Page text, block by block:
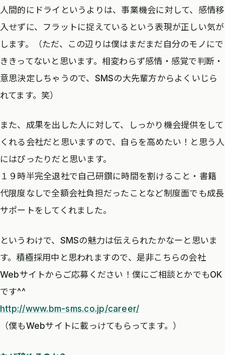
人間的にドライというよりは、事業機会に対して、感情移
入せずに、フラットに捉えているという表現が正しい気が
します。（ただ、この辺りは僕はまだまだ自分のモノにで
ききってないと思います。相変わらず感情・感覚で判断・
意思決定しちゃうので、SMSの大先輩方からよくいじら
れてます。笑）
また、成果を出した人に対して、しっかり機会提供をして
くれる会社だと思いますので、自らを高めたい！と思う人
にはぴったりだと思います。
１９時半完全退社で自己研鑽に時間を割けること・書籍
代限度なしで全額会社負担だったことなど制度面でも成長
サポートをしてくれました。
というわけで、SMSの魅力は伝えられたかなーと思いま
す。積極採用中と思われますので、是非こちらの会社
Webサイトからご応募ください！僕にご相談とかでもOK
です^^
http://www.bm-sms.co.jp/career/
（僕もWebサイトに載っけてもらってます。）